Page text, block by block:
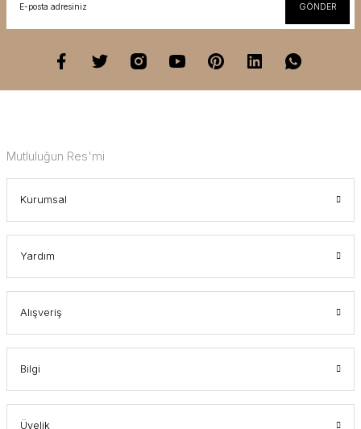
GÖNDER
Mutluluğun Res'mi
Kurumsal
Yardım
Alışveriş
Bilgi
Üyelik